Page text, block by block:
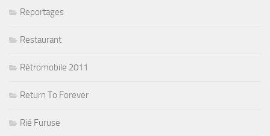
Reportages
Restaurant
Rétromobile 2011
Return To Forever
Rié Furuse